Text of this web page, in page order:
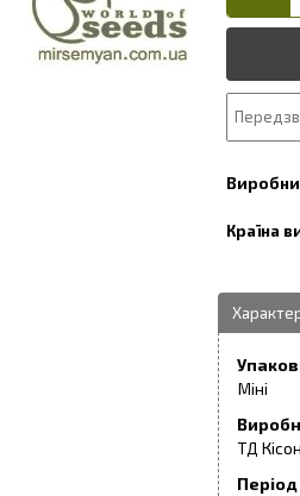
Міні
ТД